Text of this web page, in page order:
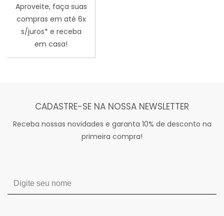
Aproveite, faça suas
compras em até 6x
s/juros* e receba
em casa!
CADASTRE-SE NA NOSSA NEWSLETTER
Receba nossas novidades e garanta 10% de desconto na
primeira compra!